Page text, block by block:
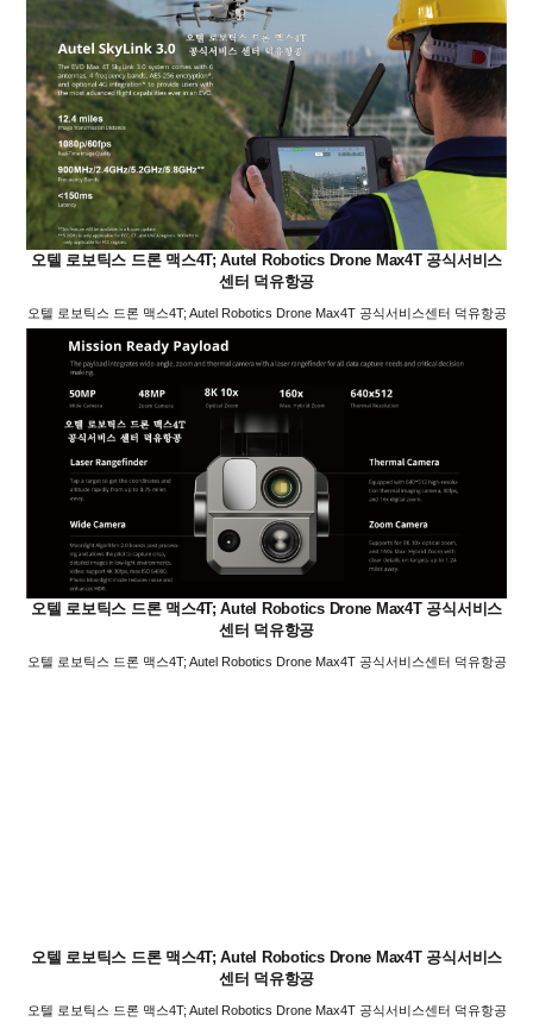
오텔 로보틱스 드론 맥스4T; Autel Robotics Drone Max4T 공식서비스
센터 덕유항공
오텔 로보틱스 드론 맥스4T; Autel Robotics Drone Max4T 공식서비스센터 덕유항공
오텔 로보틱스 드론 맥스4T; Autel Robotics Drone Max4T 공식서비스
센터 덕유항공
오텔 로보틱스 드론 맥스4T; Autel Robotics Drone Max4T 공식서비스센터 덕유항공
오텔 로보틱스 드론 맥스4T; Autel Robotics Drone Max4T 공식서비스
센터 덕유항공
오텔 로보틱스 드론 맥스4T; Autel Robotics Drone Max4T 공식서비스센터 덕유항공